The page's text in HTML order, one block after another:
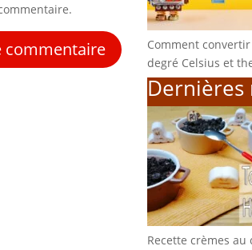
Comment
degré Celsius et
Dernières
Recette crèmes